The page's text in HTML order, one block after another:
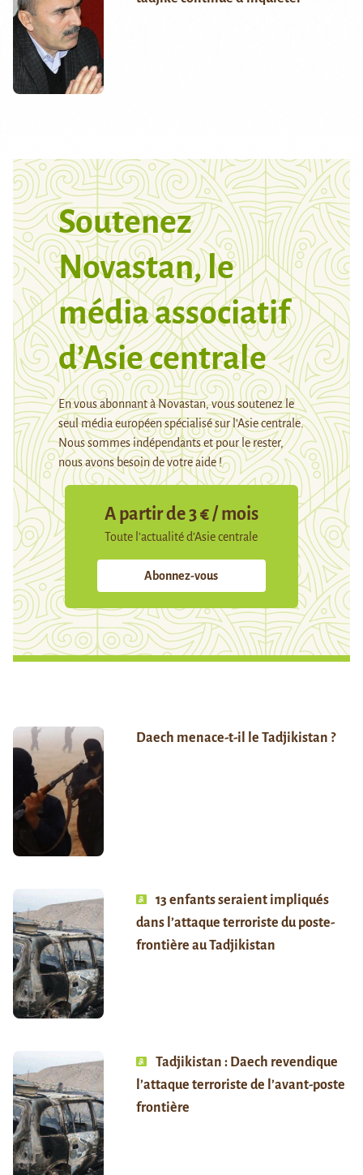
Soutenez
Novastan, le
média associatif
d’Asie centrale
En vous abonnant à Novastan, vous soutenez le
seul média européen spécialisé sur l’Asie centrale.
Nous sommes indépendants et pour le rester,
nous avons besoin de votre aide !
A partir de 3 € / mois
Toute l’actualité d’Asie centrale
Abonnez-vous
Daech menace-t-il le Tadjikistan ?
13 enfants seraient impliqués
dans l’attaque terroriste du poste-
frontière au Tadjikistan
Tadjikistan : Daech revendique
l’attaque terroriste de l’avant-poste
frontière